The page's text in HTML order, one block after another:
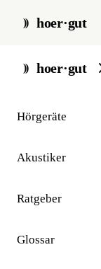
hoer·gut
hoer·gut
Hörgeräte
Akustiker
Ratgeber
Glossar
start / glossar / app
Hersteller-
Lautstärke,